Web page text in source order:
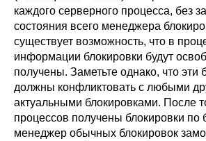
каждого серверного процесса, без
состояния всего менеджера
существует возможность, что в
информации блокировки будут
получены. Заметьте однако, что эти
должны конфликтовать с любыми
актуальными блокировками. После
процессов получены блокировки по
менеджер обычных блокировок